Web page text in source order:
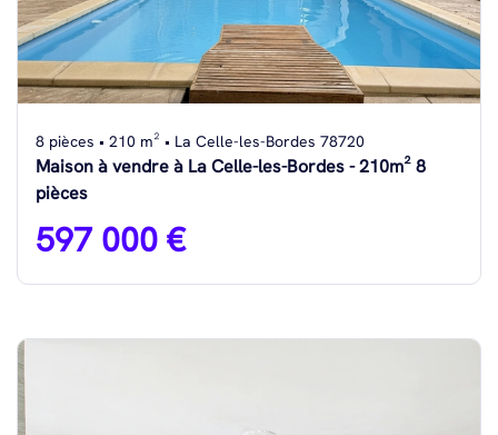
8 pièces • 210 m² • La Celle-les-Bordes 78720
Maison à vendre à La Celle-les-Bordes - 210m² 8
pièces
597 000 €